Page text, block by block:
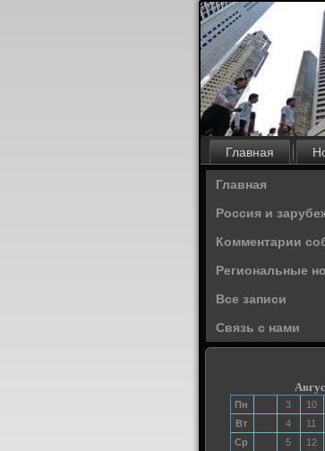
Главная
Главная
Россия и
Комментарии
Региональные
Все записи
Связь с нами
Пн 3 10
Вт
4 11
Ср
5 12